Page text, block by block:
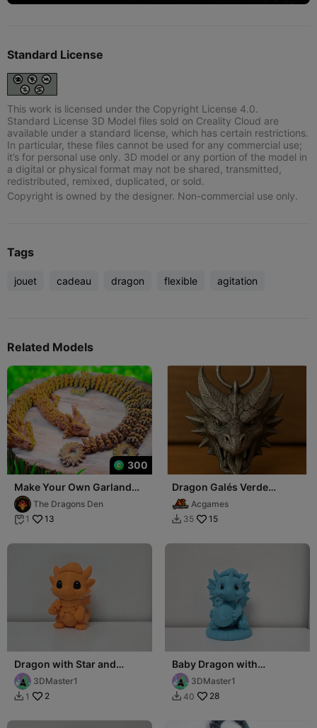
Standard License
This work is licensed under the Copyright License 4.0.
Standard License 3D Model files sold on Creality Cloud are
available under a standard license, which has certain restrictions.
In particular, these files cannot be used for any commercial use;
it’s for personal use only. 3D model or any portion of the model in
a digital or physical format may not be shared, transmitted,
redistributed, remixed, duplicated, or sold.
Copyright is owned by the designer. Non-commercial use only.
Tags
jouet cadeau dragon flexible agitation
Related Models
300
Make Your Own Garland
Dragon Articulated
The Dragons Den
 1 13
Dragon Galés Verde
ComúnAcgames
 35 15
Dragon with Star and
Holiday Chain Figurine
3DMaster1
 1 2
Baby Dragon with
Christmas Bauble Figurine
3DMaster1
 40 28